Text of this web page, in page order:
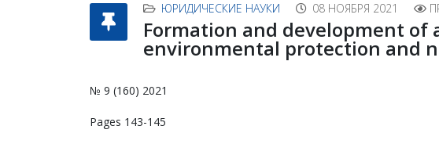
ЮРИДИЧЕСКИЕ НАУКИ 08 НОЯБРЯ 2021
Formation and development
environmental protection and
№ 9 (160) 2021
Pages 143-145